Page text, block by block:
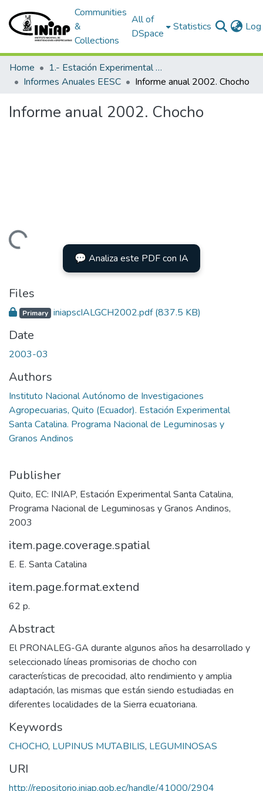
Communities
&
Collections
All of
DSpace
Statistics
Home
1.- Estación Experimental Santa Catalina
Informes Anuales EESC
Informe anual 2002. Chocho
Informe anual 2002. Chocho
Loading... 💬 Analiza este PDF con IA
Files
Primary iniapscIALGCH2002.pdf(837.5 KB)
Date
2003-03
Authors
Instituto Nacional Autónomo de Investigaciones
Agropecuarias, Quito (Ecuador). Estación Experimental
Santa Catalina. Programa Nacional de Leguminosas y
Granos Andinos
Publisher
Quito, EC: INIAP, Estación Experimental Santa Catalina,
Programa Nacional de Leguminosas y Granos Andinos,
2003
item.page.coverage.spatial
E. E. Santa Catalina
item.page.format.extend
62 p.
Abstract
El PRONALEG-GA durante algunos años ha desarrollado y
seleccionado líneas promisorias de chocho con
características de precocidad, alto rendimiento y amplia
adaptación, las mismas que están siendo estudiadas en
diferentes localidades de la Sierra ecuatoriana.
Keywords
CHOCHO, LUPINUS MUTABILIS, LEGUMINOSAS
URI
http://repositorio.iniap.gob.ec/handle/41000/2904